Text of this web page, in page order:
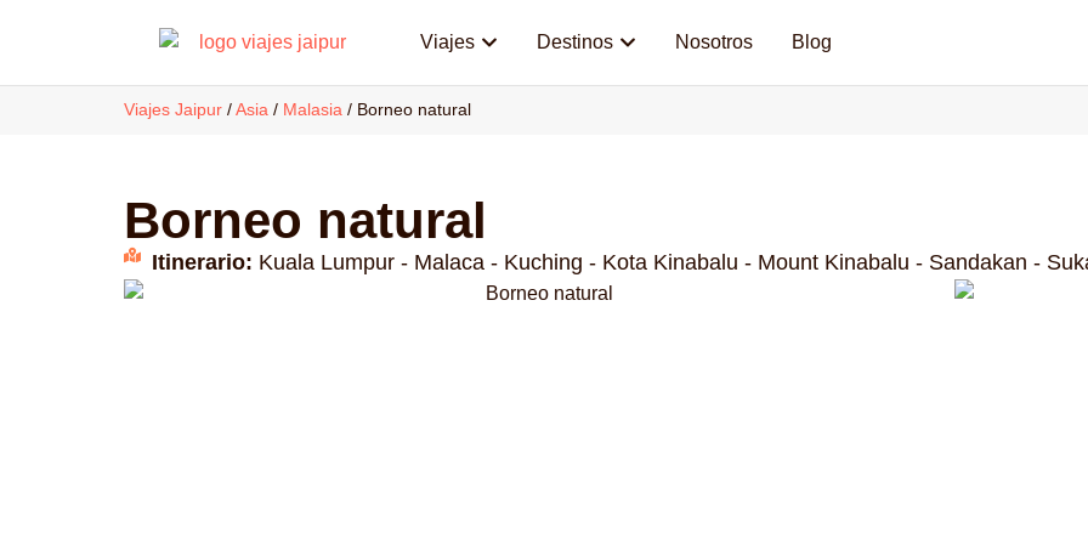
Viajes Destinos Nosotros Blog
Viajes Jaipur / Asia / Malasia / Borneo natural
Borneo natural
Itinerario: Kuala Lumpur - Malaca - Kuching - Kota Kinabalu - Mount Kinabalu - Sandakan -